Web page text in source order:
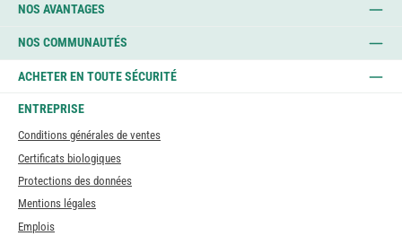
NOS AVANTAGES
NOS COMMUNAUTÉS
ACHETER EN TOUTE SÉCURITÉ
ENTREPRISE
Conditions générales de ventes
Certificats biologiques
Protections des données
Mentions légales
Emplois